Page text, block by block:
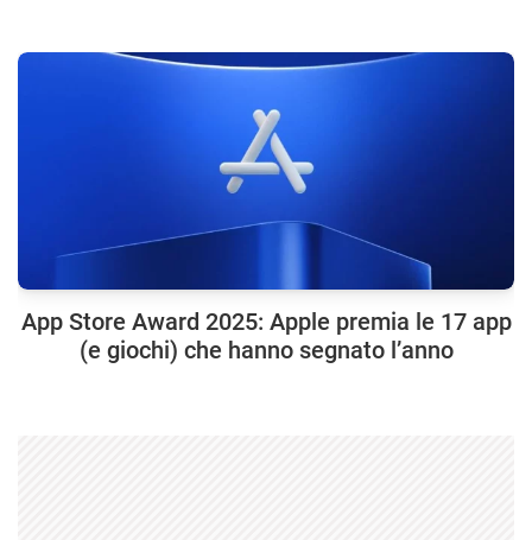
App Store Award 2025: Apple premia le 17 app
(e giochi) che hanno segnato l’anno